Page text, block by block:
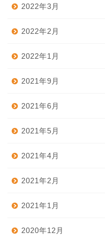
2022年3月
2022年2月
2022年1月
2021年9月
2021年6月
2021年5月
2021年4月
2021年2月
2021年1月
2020年12月